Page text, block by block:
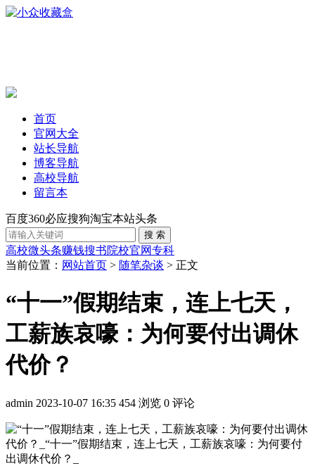
首页
官网大全
站长导航
博客导航
高校导航
留言本
百度360必应搜狗淘宝本站头条
高校微头条赚钱搜书院校官网专科
当前位置： 网站首页 > 随笔杂谈 > 正文
“十一”假期结束，连上七天，
工薪族哀嚎：为何要付出调休
代价？
admin 2023-10-07 16:35 454 浏览 0 评论